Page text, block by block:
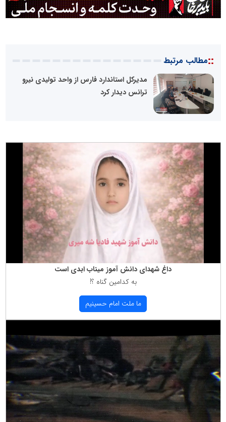
::مطالب مرتبط
مدیرکل استاندارد فارس از واحد تولیدی نیرو
ترانس دیدار کرد
داغ شهدای دانش آموز میناب ابدی است
به كدامین گناه ؟!
ما ملت امام حسینیم